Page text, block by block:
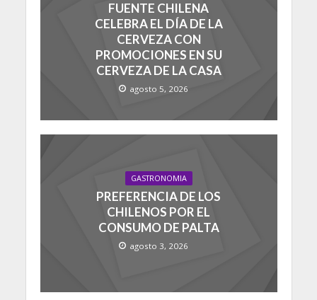
FUENTE CHILENA
CELEBRA EL DÍA DE LA
CERVEZA CON
PROMOCIONES EN SU
CERVEZA DE LA CASA
agosto 5, 2026
GASTRONOMIA
PREFERENCIA DE LOS
CHILENOS POR EL
CONSUMO DE PALTA
agosto 3, 2026